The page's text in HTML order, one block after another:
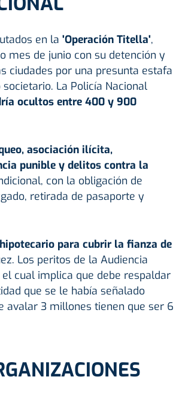
en la 'Operación Titella',
mes de junio con su detención y
ciudades por una presunta estafa
La Policía Nacional
ocultos entre 400 y 900
asociación ilícita,
punible y delitos contra la
con la obligación de
retirada de pasaporte y
para cubrir la fianza de
Los peritos de la Audiencia
cual implica que debe respaldar
que se le había señalado
avalar 3 millones tienen que ser 6